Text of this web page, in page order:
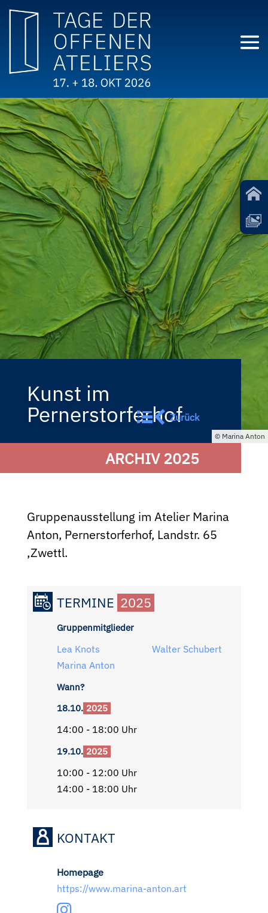
Kunst im
PernerstorferhofZurück
ARCHIV 2025
Marina Anton
Gruppenausstellung im Atelier Marina
Anton, Pernerstorferhof, Landstr. 65
,Zwettl.
TERMINE 2025
Gruppenmitglieder
Lea Knots
Walter Schubert
Marina Anton
Wann?
18.10. 2025
14:00 - 18:00 Uhr
19.10. 2025
10:00 - 12:00 Uhr
14:00 - 18:00 Uhr
KONTAKT
Homepage
https://www.marina-anton.art